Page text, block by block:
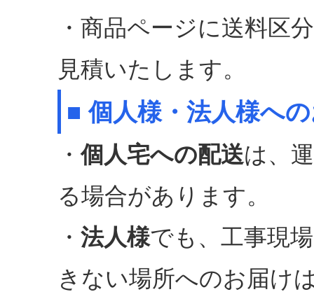
・商品ページに送料区
見積いたします。
■ 個人様・法人様へ
・個人宅への配送は、
る場合があります。
・ 法人様でも、工事現
きない場所へのお届け